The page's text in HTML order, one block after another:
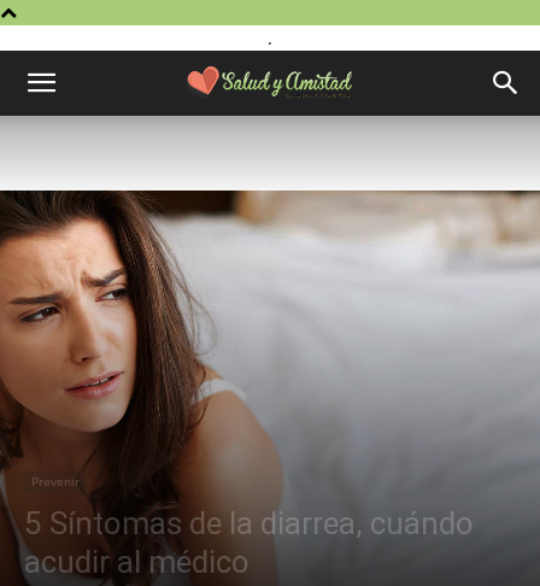
.
Prevenir
5 Síntomas de la diarrea, cuándo
acudir al médico